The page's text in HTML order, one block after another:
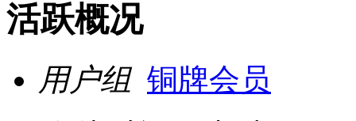
活跃概况
用户组 铜牌会员